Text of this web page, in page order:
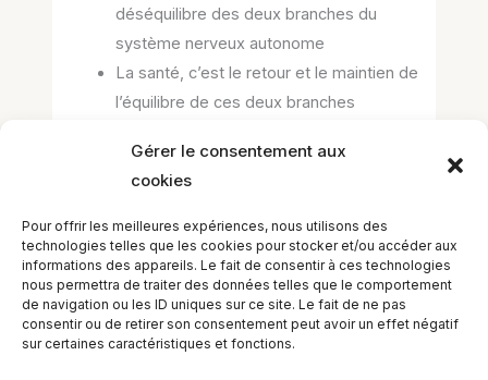
Gérer le consentement aux
cookies
Pour offrir les meilleures expériences, nous utilisons des
technologies telles que les cookies pour stocker et/ou accéder aux
informations des appareils. Le fait de consentir à ces technologies
nous permettra de traiter des données telles que le comportement
de navigation ou les ID uniques sur ce site. Le fait de ne pas
consentir ou de retirer son consentement peut avoir un effet négatif
sur certaines caractéristiques et fonctions.
déséquilibre des deux branches du
système nerveux autonome
La santé, c’est le retour et le maintien de
l’équilibre de ces deux branches
–> pour les commentaires, les questions de
MÉDIATHÈQUE <--
–> pour les questions d’administration ou de
gestion du cours, demander au secrétariat <--